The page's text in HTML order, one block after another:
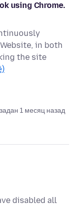
using Chrome.
in both
the site
задан 1 месяц назад
disabled all